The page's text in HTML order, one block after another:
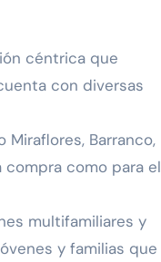
céntrica que
con diversas
Barranco,
como para el
multifamiliares y
y familias que